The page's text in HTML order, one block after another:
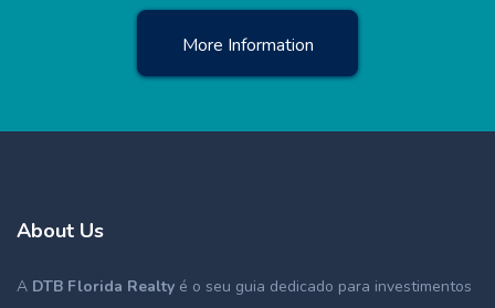
More Information
About Us
A DTB Florida Realty é o seu guia dedicado para investimentos